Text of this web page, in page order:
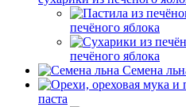
печёного яблока
печёного яблока
Семена
паста